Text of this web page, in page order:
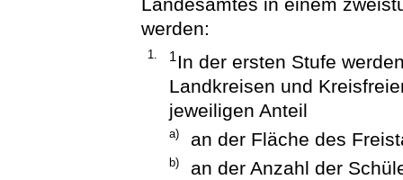
werden:
1. 1 In der ersten Stufe
Landkreisen und
jeweiligen Anteil
a) an der Fläche des
b)
an der Anzahl der